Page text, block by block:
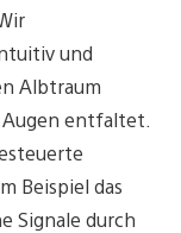
und
Albtraum
entfaltet.
Beispiel das
Signale durch